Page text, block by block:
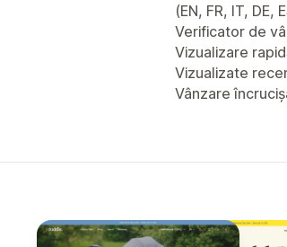
(EN, FR, IT, DE,
Verificator de
Vizualizare
Vizualizate
Vânzare